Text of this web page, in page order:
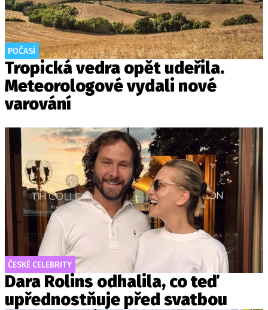
POČASÍ
Tropická vedra opět udeřila.
Meteorologové vydali nové
varování
ČESKÉ CELEBRITY
Dara Rolins odhalila, co teď
upřednostňuje před svatbou